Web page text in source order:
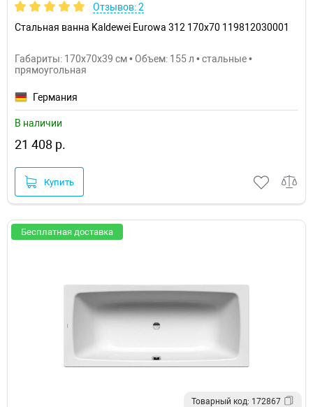
Отзывов: 2
Стальная ванна Kaldewei Eurowa 312 170x70 119812030001
Габариты: 170x70x39 см • Объем: 155 л • стальные •
прямоугольная
Германия
В наличии
21 408 р.
Купить
Бесплатная доставка
Товарный код: 172867